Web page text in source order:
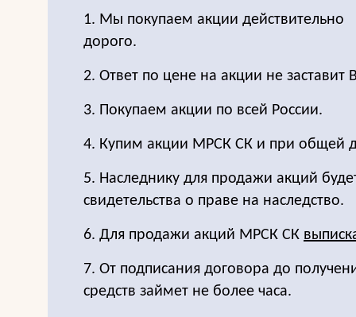
1. Мы покупаем акции действительно
дорого.
2. Ответ по цене на акции не заставит
3. Покупаем акции по всей России.
4. Купим акции МРСК СК и при общей
5. Наследнику для продажи акций
свидетельства о праве на наследство.
6. Для продажи акций МРСК СК
7. От подписания договора до
средств займет не более часа.